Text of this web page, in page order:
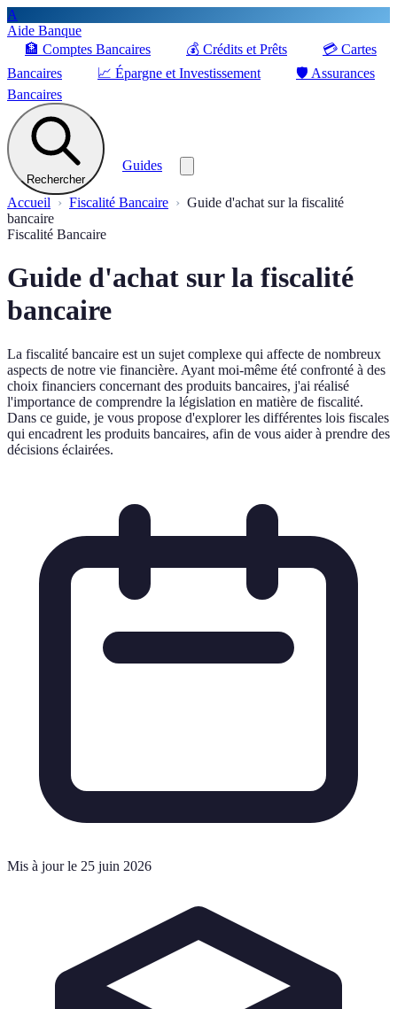
A
Aide Banque
🏦 Comptes Bancaires 💰 Crédits et Prêts 💳 Cartes
Bancaires
📈 Épargne et Investissement 🛡️ Assurances
Bancaires
Rechercher
Guides
Accueil Fiscalité Bancaire
Guide d'achat sur la fiscalité
bancaire
Fiscalité Bancaire
Guide d'achat sur la fiscalité
bancaire
La fiscalité bancaire est un sujet complexe qui affecte de nombreux
aspects de notre vie financière. Ayant moi-même été confronté à des
choix financiers concernant des produits bancaires, j'ai réalisé
l'importance de comprendre la législation en matière de fiscalité.
Dans ce guide, je vous propose d'explorer les différentes lois fiscales
qui encadrent les produits bancaires, afin de vous aider à prendre des
décisions éclairées.
Mis à jour le 25 juin 2026